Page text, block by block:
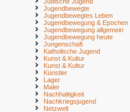
Jugendbewegte
Jugendbewegtes Leben
Jugendbewegung & Epochen
Jugendbewegung allgemein
Jugendbewegung heute
Jungenschaft
Katholische Jugend
Kunst & Kultur
Kunst & Kultur
Künstler
Lager
Maler
Nachhaltigkeit
Nachkriegsjugend
Netzwelt